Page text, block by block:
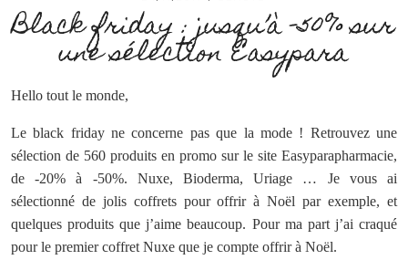
Black friday : jusqu’à -50% sur
une sélection Easypara
Hello tout le monde,
Le black friday ne concerne pas que la mode ! Retrouvez une
sélection de 560 produits en promo sur le site Easyparapharmacie,
de -20% à -50%. Nuxe, Bioderma, Uriage … Je vous ai
sélectionné de jolis coffrets pour offrir à Noël par exemple, et
quelques produits que j’aime beaucoup. Pour ma part j’ai craqué
pour le premier coffret Nuxe que je compte offrir à Noël.